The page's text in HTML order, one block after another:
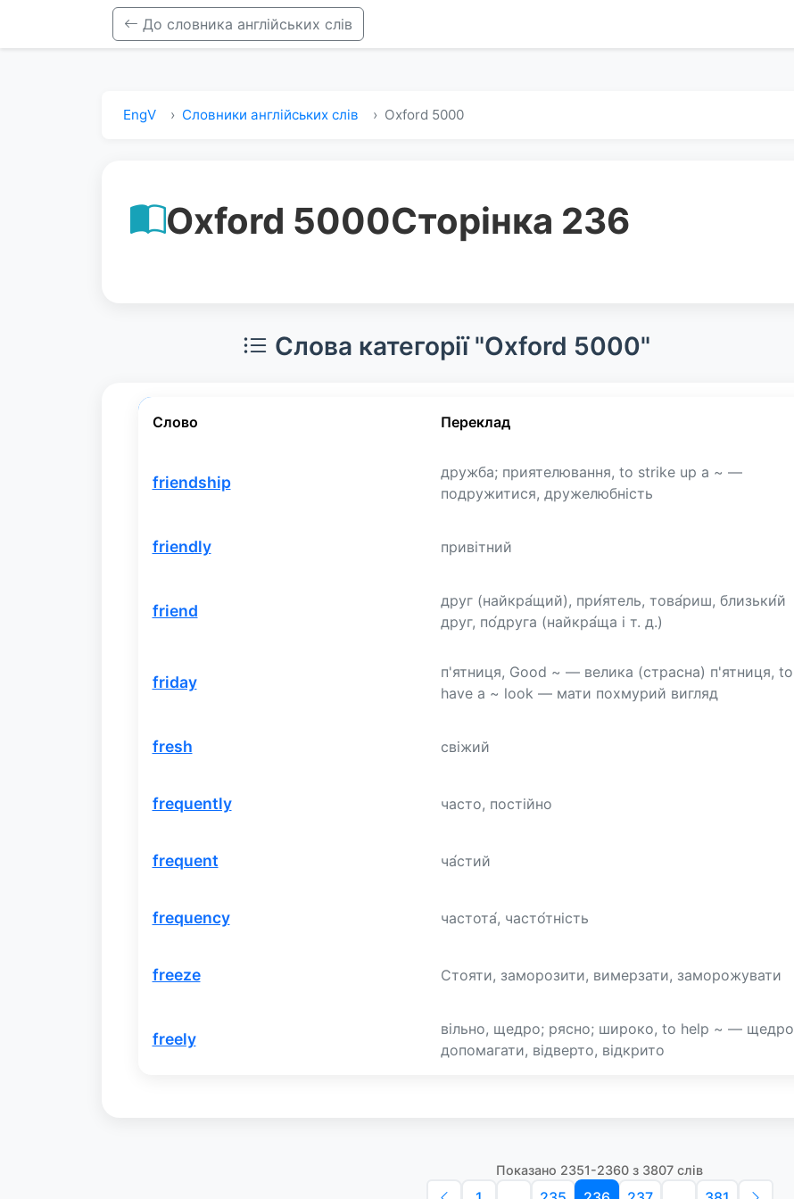
До словника англійських слів
EngV Словники англійських слів Oxford 5000
Oxford 5000Сторінка 236
Слова категорії "Oxford 5000"
Слово Переклад
friendship
дружба; приятелювання, to strike up a ~ —
подружитися, дружелюбність
friendly привітний
friend
друг (найкра́щий), при́ятель, това́риш, близьки́й
друг, по́друга (найкра́ща і т. д.)
friday
п'ятниця, Good ~ — велика (страсна) п'ятниця, to
have a ~ look — мати похмурий вигляд
fresh свіжий
frequently часто, постійно
frequent ча́стий
frequency частота́, часто́тність
freeze Стояти, заморозити, вимерзати, заморожувати
freely
вільно, щедро; рясно; широко, to help ~ — щедро
допомагати, відверто, відкрито
Показано 2351-2360 з 3807 слів